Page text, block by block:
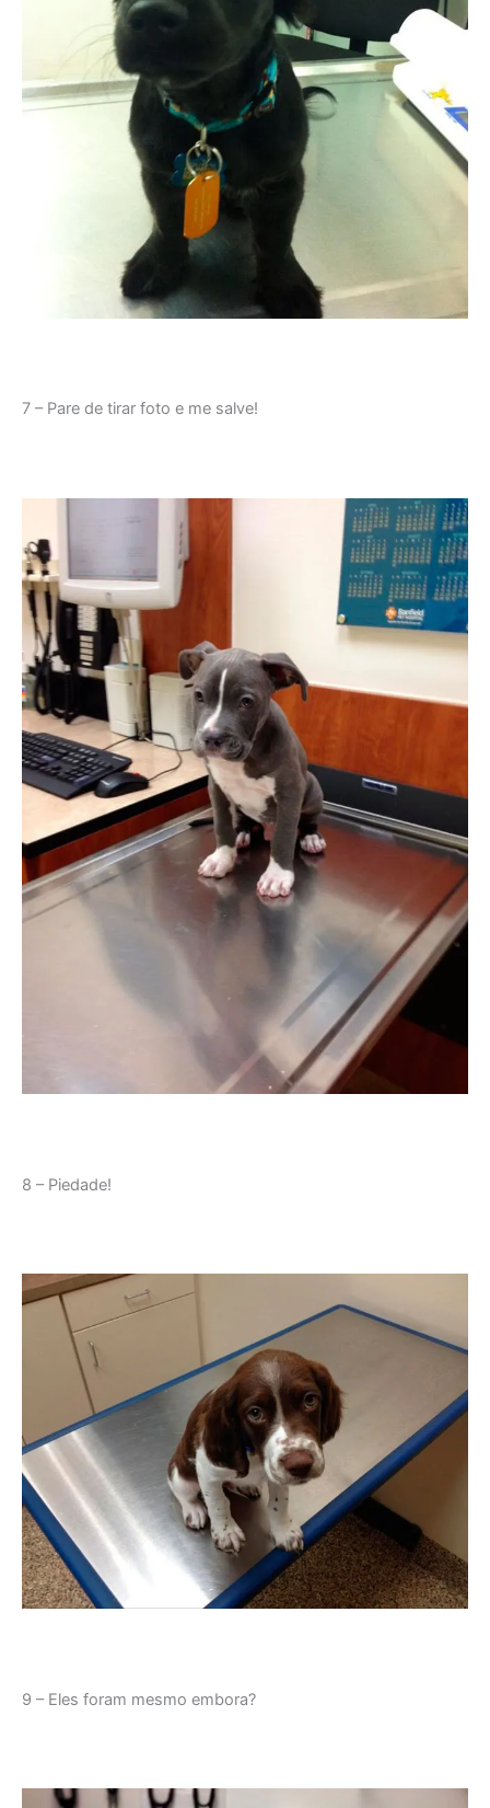
7 – Pare de tirar foto e me salve!
8 – Piedade!
9 – Eles foram mesmo embora?